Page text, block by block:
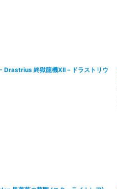
終獄龍機XII－ドラストリウ